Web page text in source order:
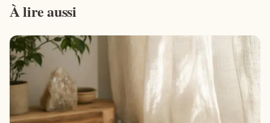
À lire aussi